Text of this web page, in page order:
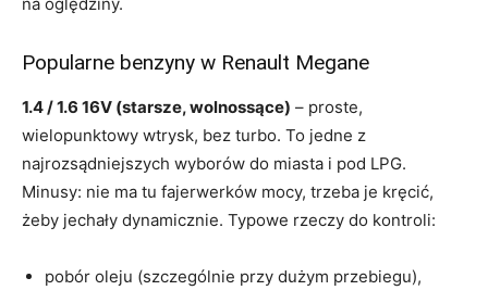
Popularne benzyny w Renault Megane
1.4 / 1.6 16V (starsze, wolnossące) – proste,
wielopunktowy wtrysk, bez turbo. To jedne z
najrozsądniejszych wyborów do miasta i pod LPG.
Minusy: nie ma tu fajerwerków mocy, trzeba je kręcić,
żeby jechały dynamicznie. Typowe rzeczy do kontroli:
pobór oleju (szczególnie przy dużym przebiegu),